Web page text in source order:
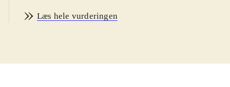
Spillet er en samling af to vidt
Knight. Handlingen foregår i en
Læs hele vurderingen